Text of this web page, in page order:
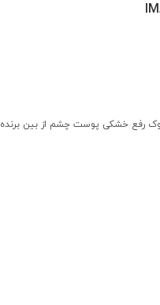
رفع خشکی پوست چشم از بین برنده